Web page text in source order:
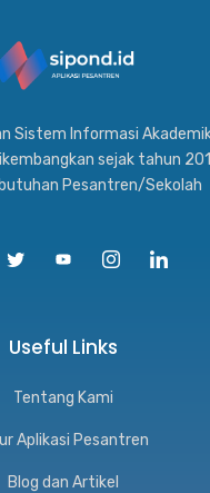
Sistem Informasi Akademik
sejak tahun
Pesantren/Sekolah
Useful Links
Tentang Kami
Aplikasi Pesantren
Blog dan Artikel